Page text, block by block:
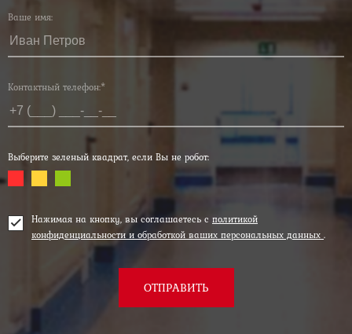
Ваше имя:
Контактный телефон:*
Выберите зеленый квадрат, если Вы не робот:
Нажимая на кнопку, вы соглашаетесь с политикой
конфиденциальности и обработкой ваших персональных данных .
ОТПРАВИТЬ